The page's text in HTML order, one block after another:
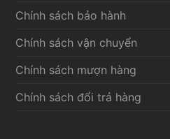
Chính sách bảo hành
Chính sách vận chuyển
Chính sách mượn hàng
Chính sách đổi trả hàng